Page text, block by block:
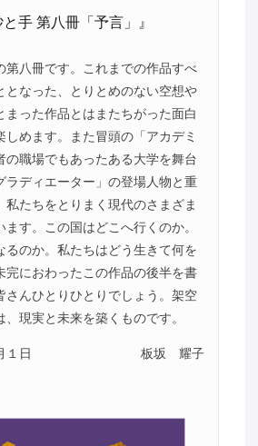
と手 第八冊「予言」』
第八冊です。これまでの作品すべ
となった、とりとめのない空想や
まった作品とはまたちがった面白
しめます。また冒頭の「アカデミ
の職場でもあったある大学を舞台
ラディエーター」の登場人物と重
私たちをとりまく現代のさまざま
す。この国はどこへ行くのか。
るのか。私たちはどう生きて何を
完におわったこの作品の後半を書
さんひとりひとりでしょう。架空
現実と未来を築くものです。
１日 板坂 耀子